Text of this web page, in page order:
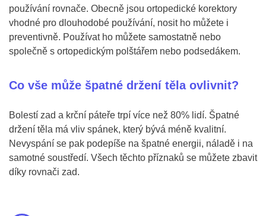
používání rovnače. Obecně jsou ortopedické korektory
vhodné pro dlouhodobé používání, nosit ho můžete i
preventivně. Používat ho můžete samostatně nebo
společně s ortopedickým polštářem nebo podsedákem.
Co vše může špatné držení těla ovlivnit?
Bolestí zad a krční páteře trpí více než 80% lidí. Špatné
držení těla má vliv spánek, který bývá méně kvalitní.
Nevyspání se pak podepíše na špatné energii, náladě i na
samotné soustředí. Všech těchto příznaků se můžete zbavit
díky rovnači zad.